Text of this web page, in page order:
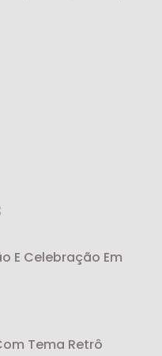
E Celebração Em
Tema Retrô